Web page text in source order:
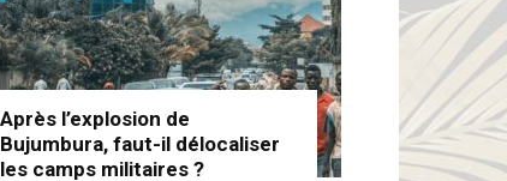
Après l’explosion de
Bujumbura, faut-il délocaliser
les camps militaires ?